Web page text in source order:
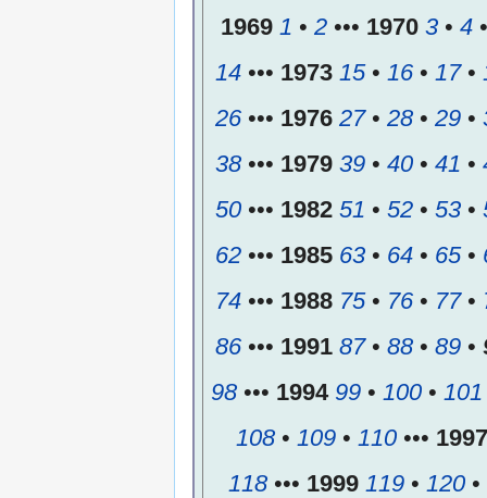
1969 1 • 2••• 1970 3• 4
14••• 1973 15• 16• 17•
26••• 1976 27• 28• 29•
38••• 1979 39• 40• 41 •
50••• 1982 51 • 52• 53•
62••• 1985 63• 64• 65•
74••• 1988 75• 76• 77•
86••• 1991 87• 88• 89•
98••• 1994 99• 100• 101
108• 109• 110••• 1997
118••• 1999 119• 120•